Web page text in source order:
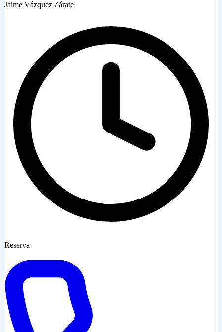
Jaime Vázquez Zárate
Reserva